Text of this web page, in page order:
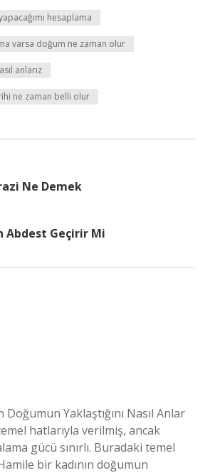
hesaplama
varsa doğum ne zaman olur
anlarız
ne zaman belli olur
Ne Demek
Abdest Geçirir Mi
Doğumun Yaklaştığını Nasıl Anlar
hatlarıyla verilmiş, ancak
gücü sınırlı. Buradaki temel
bir kadının doğumun